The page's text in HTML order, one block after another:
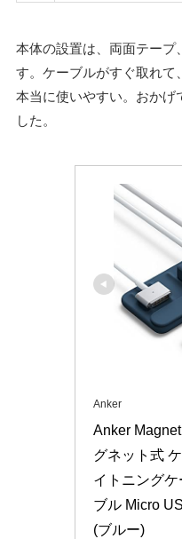
本体の設置は、両面テープ
す。ケーブルがすぐ取れて
本当に使いやすい。おかげ
した。
Anker
Anker
グネット式
イトニング
ブル Micro
(ブルー)